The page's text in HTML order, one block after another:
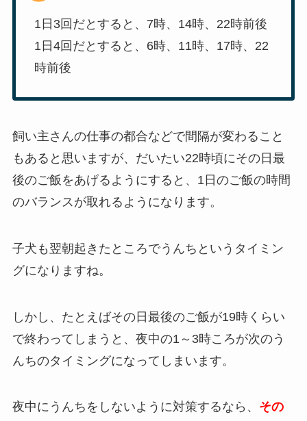
1日3回だとすると、7時、14時、22時前後
1日4回だとすると、6時、11時、17時、22
時前後
飼い主さんの仕事の都合などで間隔が変わること
もあると思いますが、だいたい22時頃にその日最
後のご飯をあげるようにすると、1日のご飯の時間
のバランスが取れるようになります。
子犬も翌朝起きたところでうんちというタイミン
グになりますね。
しかし、たとえばその日最後のご飯が19時くらい
で終わってしまうと、夜中の1～3時ころが次のう
んちのタイミングになってしまいます。
夜中にうんちをしないように対策するなら、 その